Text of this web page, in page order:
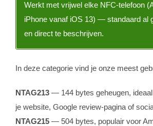
Werkt met vrijwel elke NFC-telefoon
iPhone vanaf iOS 13) — standaard al
en direct te beschrijven.
In deze categorie vind je onze meest
NTAG213— 144 bytes geheugen,
je website, Google review-pagina of
NTAG215— 504 bytes, populair voor